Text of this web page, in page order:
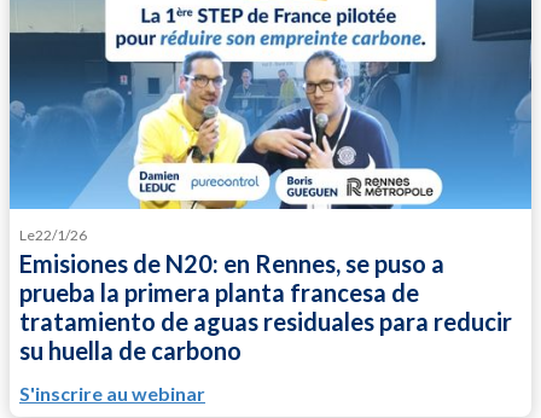
Le22/1/26
Emisiones de N20: en Rennes, se puso a
prueba la primera planta francesa de
tratamiento de aguas residuales para reducir
su huella de carbono
S'inscrire au webinar